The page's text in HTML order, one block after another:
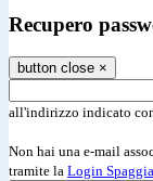
Recupero
button close ×
all'indirizzo indicato
Non hai una e-mail
tramite la Login